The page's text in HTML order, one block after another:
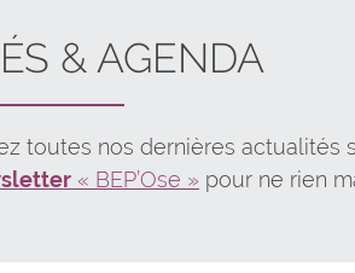
& AGENDA
toutes nos dernières actualités
« BEP’Ose » pour ne rien